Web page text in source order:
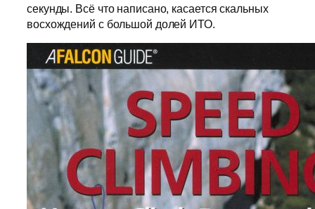
секунды. Всё что написано, касается скальных
восхождений с большой долей ИТО.